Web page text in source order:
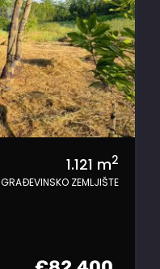
1.121 m2
GRAĐEVINSKO ZEMLJIŠTE